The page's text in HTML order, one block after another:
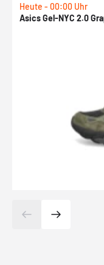
Heute - 00:00 Uhr
Asics Gel-NYC 2.0